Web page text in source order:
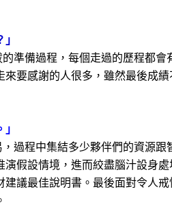
備過程，每個走過的歷程都會
要感謝的人很多，雖然最後成
程中集結多少夥伴們的資源跟
假設情境，進而絞盡腦汁設身
議最佳說明書。最後面對令人